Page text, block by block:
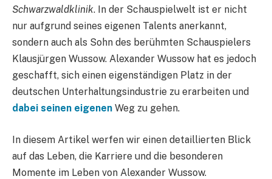
Schwarzwaldklinik. In der Schauspielwelt ist er nicht
nur aufgrund seines eigenen Talents anerkannt,
sondern auch als Sohn des berühmten Schauspielers
Klausjürgen Wussow. Alexander Wussow hat es jedoch
geschafft, sich einen eigenständigen Platz in der
deutschen Unterhaltungsindustrie zu erarbeiten und
dabei seinen eigenen Weg zu gehen.
In diesem Artikel werfen wir einen detaillierten Blick
auf das Leben, die Karriere und die besonderen
Momente im Leben von Alexander Wussow.